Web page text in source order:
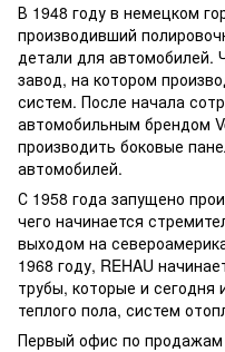
В 1948 году в немецком
производивший
детали для автомобилей.
завод, на котором
систем. После начала
автомобильным брендом
производить боковые
автомобилей.
С 1958 года запущено
чего начинается
выходом на
1968 году, REHAU
трубы, которые и
теплого пола, систем
Первый офис по продажам